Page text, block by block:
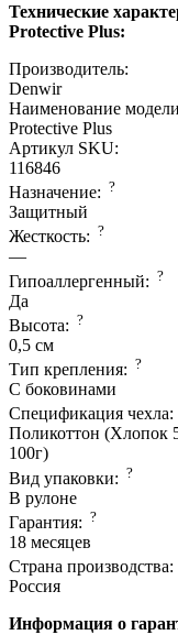
Технические
Protective Plus:
Производитель:
Denwir
Наименование
Protective Plus
Артикул SKU:
116846
Назначение: ?
Защитный
Жесткость: ?
—
Гипоаллергенный: ?
Да
Высота: ?
0,5 см
Тип крепления: ?
С боковинами
Спецификация чехла:
Поликоттон (Хлопок
100г)
Вид упаковки: ?
В рулоне
Гарантия: ?
18 месяцев
Страна производcтва:
Россия
Информация о